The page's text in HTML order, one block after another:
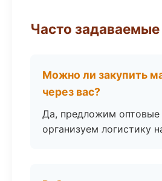
Часто
Можно ли закупить
через вас?
Да, предложим оптовые
организуем логистику